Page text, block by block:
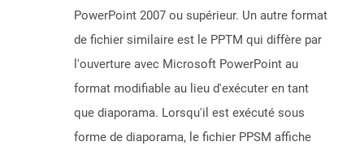
PowerPoint 2007 ou supérieur. Un autre format
de fichier similaire est le PPTM qui diffère par
l'ouverture avec Microsoft PowerPoint au
format modifiable au lieu d'exécuter en tant
que diaporama. Lorsqu'il est exécuté sous
forme de diaporama, le fichier PPSM affiche